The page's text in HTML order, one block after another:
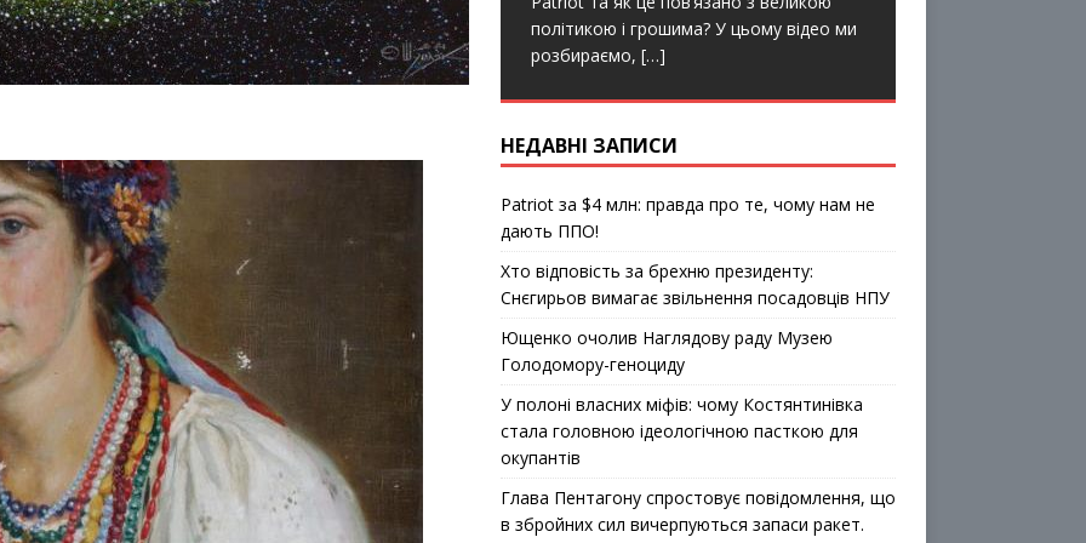
o
k
r
політикою і грошима? У цьому відео ми
розбираємо, […]
НЕДАВНІ ЗАПИСИ
Patriot за $4 млн: правда про те, чому нам не
дають ППО!
Хто відповість за брехню президенту:
Снєгирьов вимагає звільнення посадовців НПУ
Ющенко очолив Наглядову раду Музею
Голодомору-геноциду
У полоні власних міфів: чому Костянтинівка
стала головною ідеологічною пасткою для
окупантів
Глава Пентагону спростовує повідомлення, що
в збройних сил вичерпуються запаси ракет.